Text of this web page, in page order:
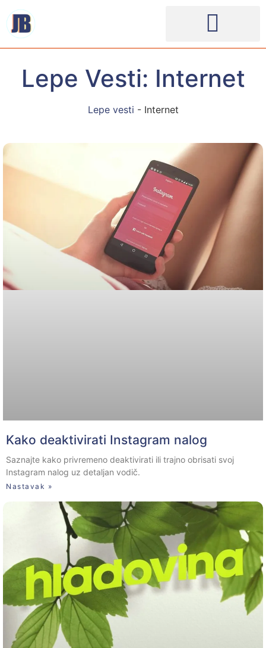
Lepe Vesti: Internet
Lepe vesti - Internet
Kako deaktivirati Instagram nalog
Saznajte kako privremeno deaktivirati ili trajno obrisati svoj
Instagram nalog uz detaljan vodič.
Nastavak »